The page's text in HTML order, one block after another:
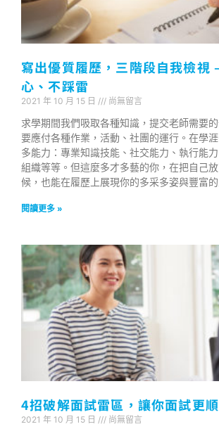
寫出優質履歷，三階段自我檢視
心、不踩雷
2021 年 10 月 15 日 尚無留言
求學期間我們吸取各種知識，提交老師需要
要應付各種作業，活動、社團的運行。在學
多能力：專業知識技能、社交能力、執行能
組織等等。但這麼多才多藝的你，在把自己
候，也能在履歷上展現你的多采多姿與豐富
閱讀更多 »
4招破解面試雷區，讓你面試更
2021 年 10 月 15 日 尚無留言